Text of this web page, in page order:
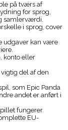
på tværs af
for sprog,
samlerværdi.
i sprog, cover
udgaver kan være
konto eller
del af den
som Epic Panda
andet er anført i
fungerer.
EU-